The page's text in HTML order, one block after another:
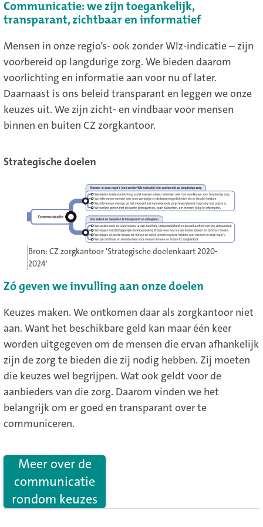
Communicatie: we zijn toegankelijk,
transparant, zichtbaar en informatief
Mensen in onze regio’s- ook zonder Wlz-indicatie – zijn
voorbereid op langdurige zorg. We bieden daarom
voorlichting en informatie aan voor nu of later.
Daarnaast is ons beleid transparant en leggen we onze
keuzes uit. We zijn zicht- en vindbaar voor mensen
binnen en buiten CZ zorgkantoor.
Strategische doelen
Bron: CZ zorgkantoor 'Strategische doelenkaart 2020-
2024'
Zó geven we invulling aan onze doelen
Keuzes maken. We ontkomen daar als zorgkantoor niet
aan. Want het beschikbare geld kan maar één keer
worden uitgegeven om de mensen die ervan afhankelijk
zijn de zorg te bieden die zij nodig hebben. Zij moeten
die keuzes wel begrijpen. Wat ook geldt voor de
aanbieders van die zorg. Daarom vinden we het
belangrijk om er goed en transparant over te
communiceren.
Meer over de
communicatie
rondom keuzes